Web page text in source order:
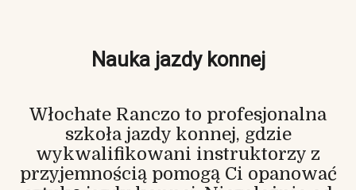
Nauka jazdy konnej
Włochate Ranczo to profesjonalna
szkoła jazdy konnej, gdzie
wykwalifikowani instruktorzy z
przyjemnością pomogą Ci opanować